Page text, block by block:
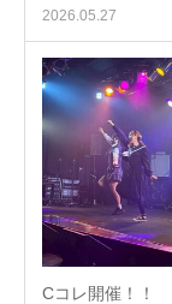
2026.05.27
Cコレ開催！！